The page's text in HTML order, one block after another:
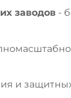
заводов -
и